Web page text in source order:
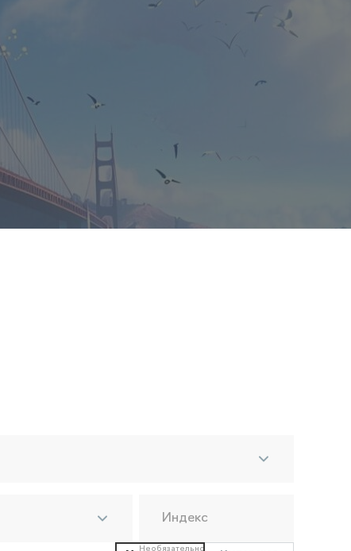
Индекс
Необязательно